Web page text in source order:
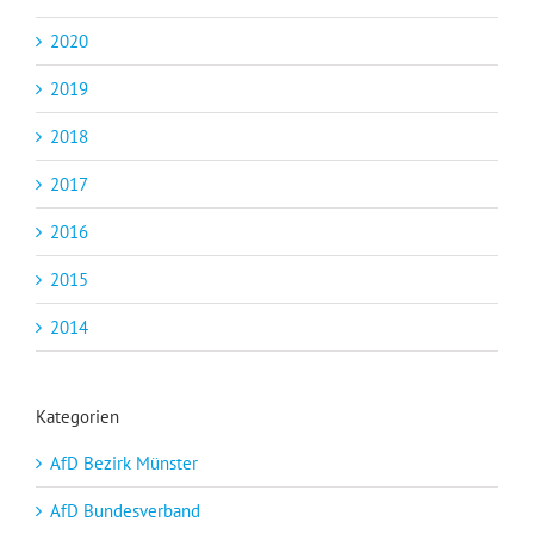
2020
2019
2018
2017
2016
2015
2014
Kategorien
AfD Bezirk Münster
AfD Bundesverband